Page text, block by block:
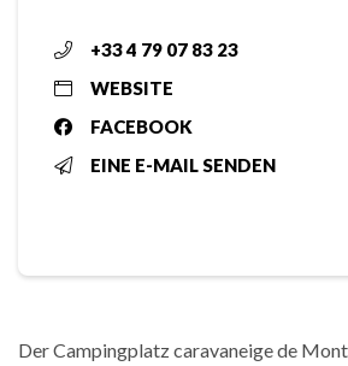
+33 4 79 07 83 23
WEBSITE
FACEBOOK
EINE E-MAIL SENDEN
Der Campingplatz caravaneige de